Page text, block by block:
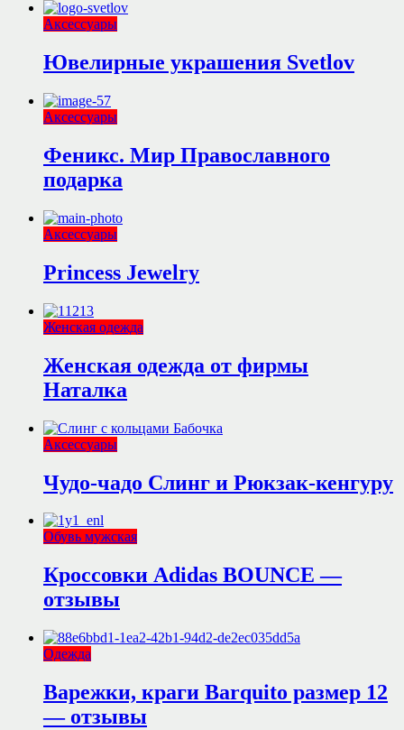
Аксессуары
Ювелирные украшения Svetlov
Аксессуары
Феникс. Мир Православного
подарка
Аксессуары
Princess Jewelry
Женская одежда
Женская одежда от фирмы
Наталка
Аксессуары
Чудо-чадо Слинг и Рюкзак-кенгуру
Обувь мужская
Кроссовки Adidas BOUNCE —
отзывы
Одежда
Варежки, краги Barquito размер 12
— отзывы